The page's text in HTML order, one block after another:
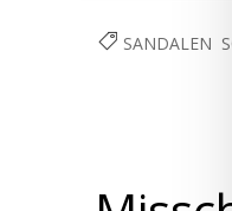
SANDALEN